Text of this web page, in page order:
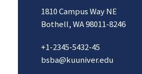
1810 Campus Way NE
Bothell, WA 98011-8246
+1-2345-5432-45
bsba@kuuniver.edu